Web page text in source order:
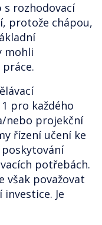
rozhodovací
protože chápou,
mohli
pro každého
nebo projekční
řízení učení ke
potřebách.
však považovat
Je